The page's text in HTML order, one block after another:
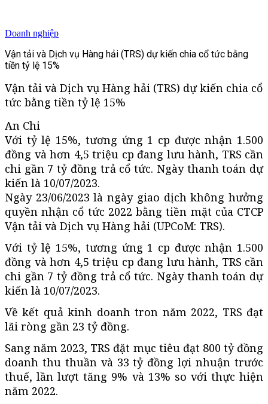
Doanh nghiệp
Vận tải và Dịch vụ Hàng hải (TRS) dự kiến chia cổ tức bằng
tiền tỷ lệ 15%
Vận tải và Dịch vụ Hàng hải (TRS) dự kiến chia cổ
tức bằng tiền tỷ lệ 15%
An Chi
Với tỷ lệ 15%, tương ứng 1 cp được nhận 1.500
đồng và hơn 4,5 triệu cp đang lưu hành, TRS cần
chi gần 7 tỷ đồng trả cổ tức. Ngày thanh toán dự
kiến là 10/07/2023.
Ngày 23/06/2023 là ngày giao dịch không hưởng
quyền nhận cổ tức 2022 bằng tiền mặt của CTCP
Vận tải và Dịch vụ Hàng hải (UPCoM: TRS).
Với tỷ lệ 15%, tương ứng 1 cp được nhận 1.500
đồng và hơn 4,5 triệu cp đang lưu hành, TRS cần
chi gần 7 tỷ đồng trả cổ tức. Ngày thanh toán dự
kiến là 10/07/2023.
Về kết quả kinh doanh tron năm 2022, TRS đạt
lãi ròng gần 23 tỷ đồng.
Sang năm 2023, TRS đặt mục tiêu đạt 800 tỷ đồng
doanh thu thuần và 33 tỷ đồng lợi nhuận trước
thuế, lần lượt tăng 9% và 13% so với thực hiện
năm 2022.